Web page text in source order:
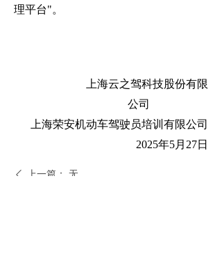
理平台"。
上海云之驾科技股份有限
公司
上海荣安机动车驾驶员培训有限公司
2025年5月27日
ꄴ 上一篇： 无